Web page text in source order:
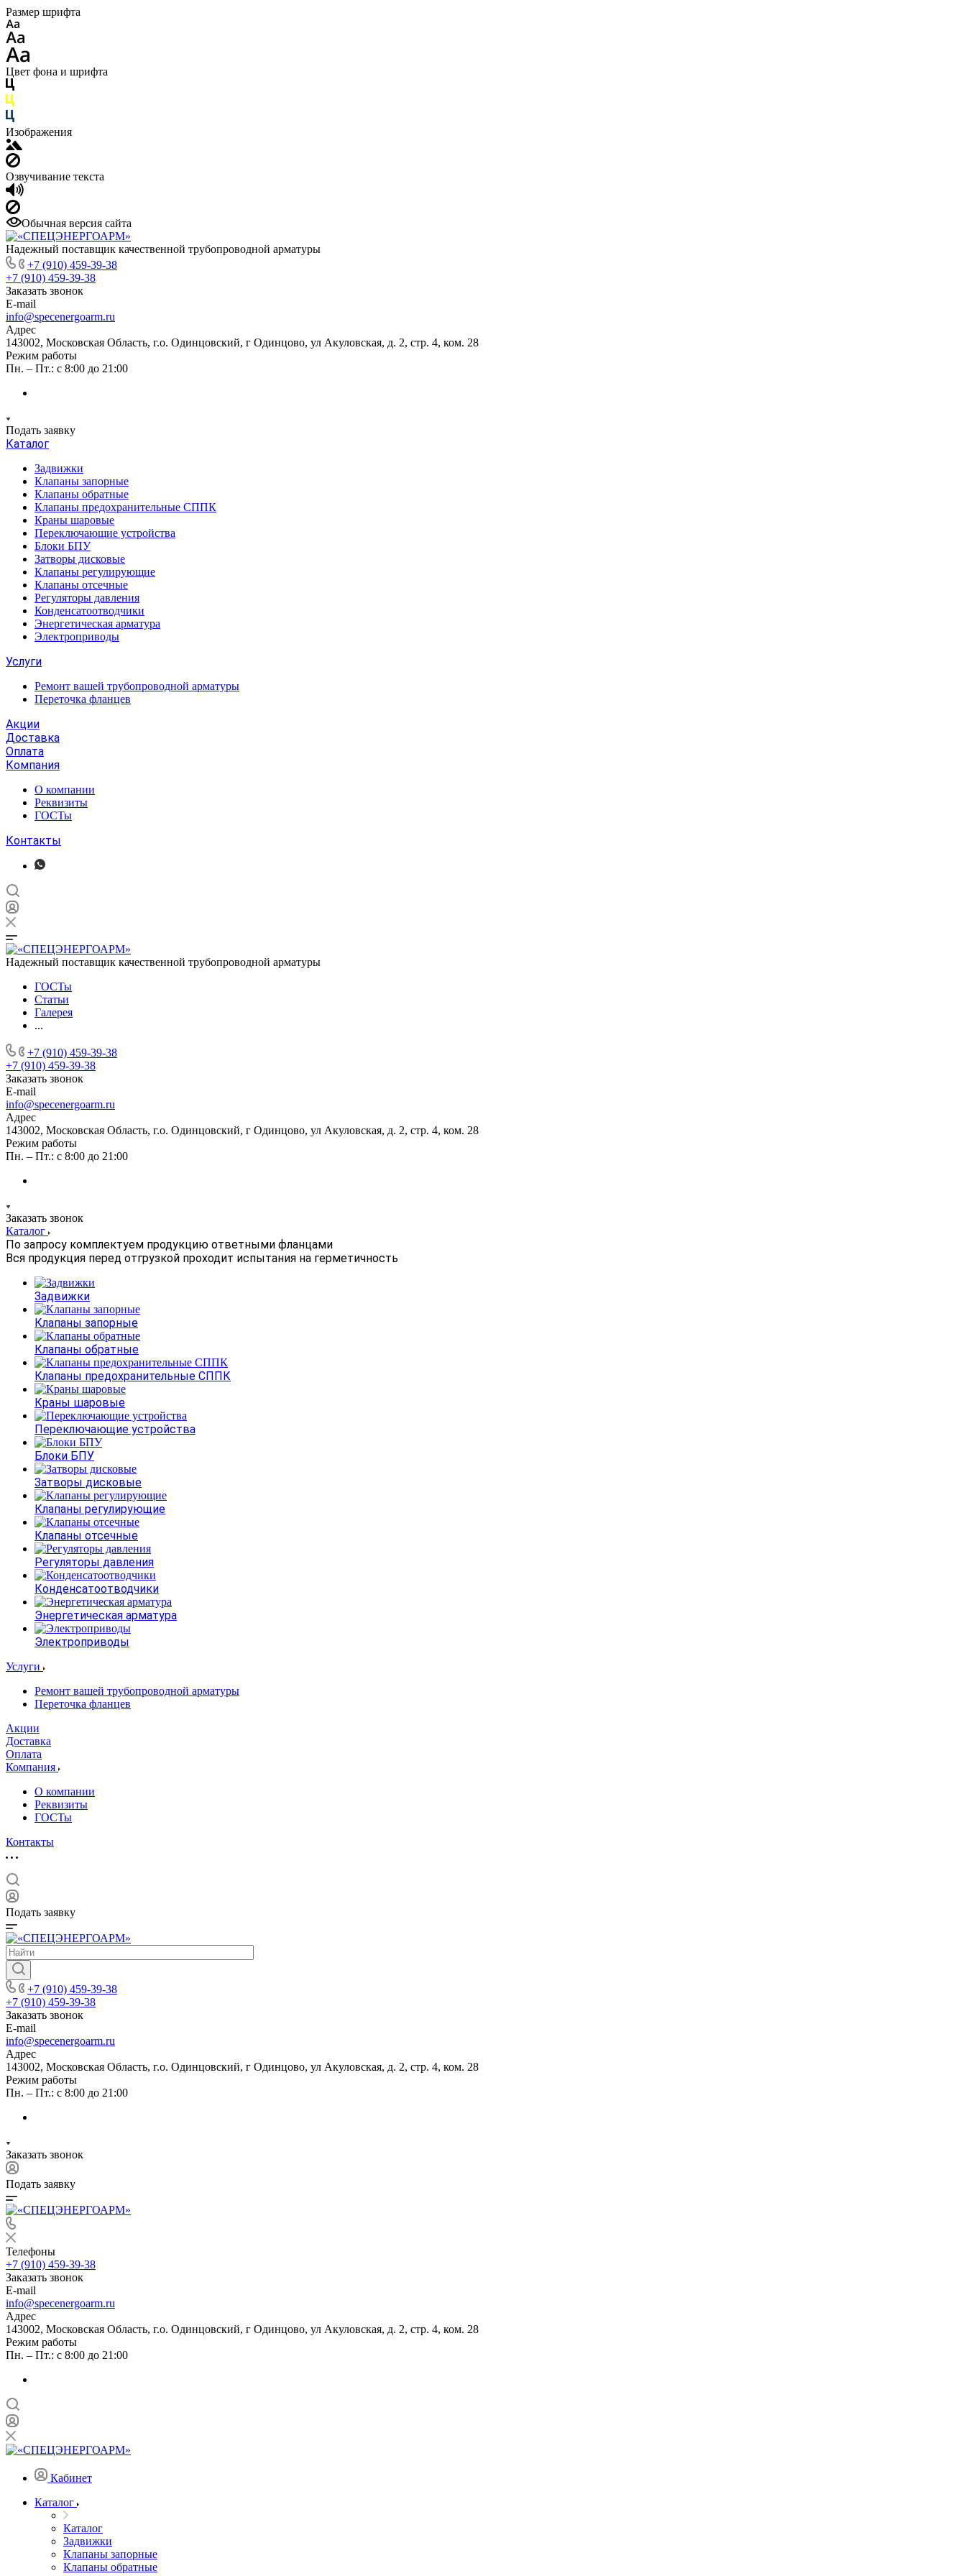
Размер шрифта
Цвет фона и шрифта
Изображения
Озвучивание текста
Обычная версия сайта
Надежный поставщик качественной трубопроводной арматуры
+7 (910) 459-39-38
+7 (910) 459-39-38
Заказать звонок
E-mail
info@specenergoarm.ru
Адрес
143002, Московская Область, г.о. Одинцовский, г Одинцово, ул Акуловская, д. 2, стр. 4, ком. 28
Режим работы
Пн. – Пт.: с 8:00 до 21:00
Подать заявку
Каталог
Задвижки
Клапаны запорные
Клапаны обратные
Клапаны предохранительные СППК
Краны шаровые
Переключающие устройства
Блоки БПУ
Затворы дисковые
Клапаны регулирующие
Клапаны отсечные
Регуляторы давления
Конденсатоотводчики
Энергетическая арматура
Электроприводы
Услуги
Ремонт вашей трубопроводной арматуры
Переточка фланцев
Акции
Доставка
Оплата
Компания
О компании
Реквизиты
ГОСТы
Контакты
Надежный поставщик качественной трубопроводной арматуры
ГОСТы
Статьи
Галерея
...
+7 (910) 459-39-38
+7 (910) 459-39-38
Заказать звонок
E-mail
info@specenergoarm.ru
Адрес
143002, Московская Область, г.о. Одинцовский, г Одинцово, ул Акуловская, д. 2, стр. 4, ком. 28
Режим работы
Пн. – Пт.: с 8:00 до 21:00
Заказать звонок
Каталог
По запросу комплектуем продукцию ответными фланцами
Вся продукция перед отгрузкой проходит испытания на герметичность
Задвижки
Клапаны запорные
Клапаны обратные
Клапаны предохранительные СППК
Краны шаровые
Переключающие устройства
Блоки БПУ
Затворы дисковые
Клапаны регулирующие
Клапаны отсечные
Регуляторы давления
Конденсатоотводчики
Энергетическая арматура
Электроприводы
Услуги
Ремонт вашей трубопроводной арматуры
Переточка фланцев
Акции
Доставка
Оплата
Компания
О компании
Реквизиты
ГОСТы
Контакты
Подать заявку
+7 (910) 459-39-38
+7 (910) 459-39-38
Заказать звонок
E-mail
info@specenergoarm.ru
Адрес
143002, Московская Область, г.о. Одинцовский, г Одинцово, ул Акуловская, д. 2, стр. 4, ком. 28
Режим работы
Пн. – Пт.: с 8:00 до 21:00
Заказать звонок
Подать заявку
Телефоны
+7 (910) 459-39-38
Заказать звонок
E-mail
info@specenergoarm.ru
Адрес
143002, Московская Область, г.о. Одинцовский, г Одинцово, ул Акуловская, д. 2, стр. 4, ком. 28
Режим работы
Пн. – Пт.: с 8:00 до 21:00
Кабинет
Каталог
Каталог
Задвижки
Клапаны запорные
Клапаны обратные